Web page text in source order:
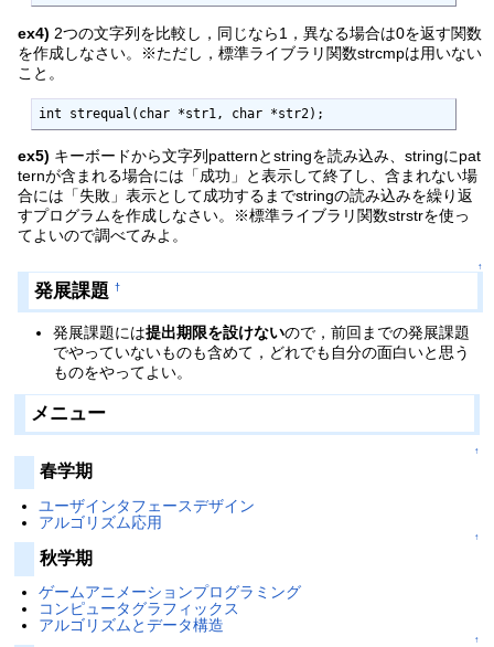
ex4) 2つの文字列を比較し，同じなら1，異なる場合は0を返す関数
を作成しなさい。※ただし，標準ライブラリ関数strcmpは用いない
こと。
int strequal(char *str1, char *str2);
ex5) キーボードから文字列patternとstringを読み込み、stringにpat
ternが含まれる場合には「成功」と表示して終了し、含まれない場
合には「失敗」表示として成功するまでstringの読み込みを繰り返
すプログラムを作成しなさい。※標準ライブラリ関数strstrを使っ
てよいので調べてみよ。
↑
発展課題 †
発展課題には提出期限を設けないので，前回までの発展課題
でやっていないものも含めて，どれでも自分の面白いと思う
ものをやってよい。
メニュー
↑
春学期
ユーザインタフェースデザイン
アルゴリズム応用
↑
秋学期
ゲームアニメーションプログラミング
コンピュータグラフィックス
アルゴリズムとデータ構造
↑